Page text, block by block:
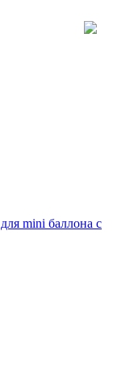
mini баллона с